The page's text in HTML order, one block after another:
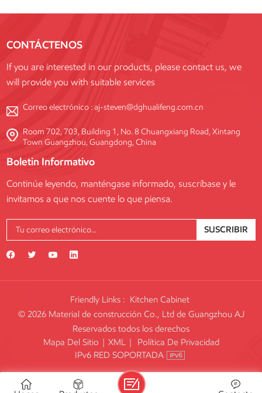
CONTÁCTENOS
If you are interested in our products, please contact us, we
will provide you with suitable services
Correo electrónico :aj-steven@dghualifeng.com.cn
Room 702, 703, Building 1, No. 8 Chuangxiang Road, Xintang
Town Guangzhou, Guangdong, China
Boletin Informativo
Continúe leyendo, manténgase informado, suscríbase y le
invitamos a que nos cuente lo que piensa.
SUSCRIBIR
Friendly Links : Kitchen Cabinet
© 2026 Material de construcción Co., Ltd de Guangzhou AJ
Reservados todos los derechos
Mapa Del Sitio | XML |
Política De Privacidad
IPv6 RED SOPORTADA